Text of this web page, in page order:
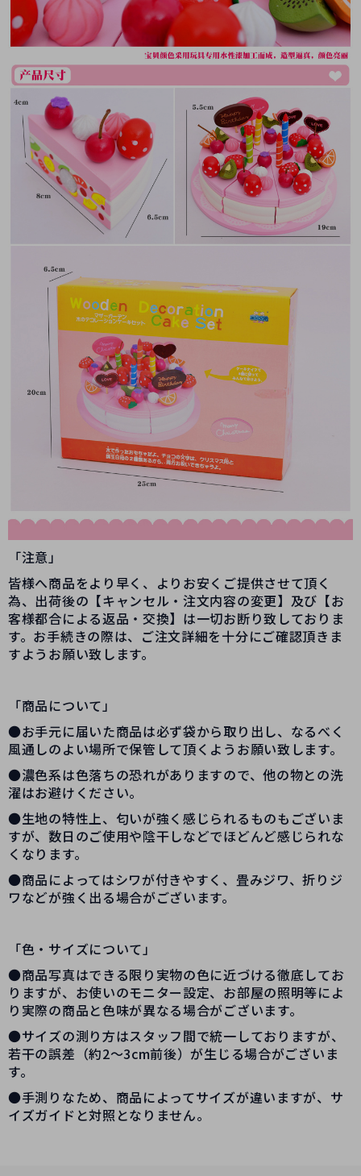
「注意」
皆様へ商品をより早く、よりお安くご提供させて頂く
為、出荷後の【キャンセル・注文内容の変更】及び【お
客様都合による返品・交換】は一切お断り致しておりま
す。お手続きの際は、ご注文詳細を十分にご確認頂きま
すようお願い致します。
「商品について」
●お手元に届いた商品は必ず袋から取り出し、なるべく
風通しのよい場所で保管して頂くようお願い致します。
●濃色系は色落ちの恐れがありますので、他の物との洗
濯はお避けください。
●生地の特性上、匂いが強く感じられるものもございま
すが、数日のご使用や陰干しなどでほどんど感じられな
くなります。
●商品によってはシワが付きやすく、畳みジワ、折りジ
ワなどが強く出る場合がございます。
「色・サイズについて」
●商品写真はできる限り実物の色に近づける徹底してお
りますが、お使いのモニター設定、お部屋の照明等によ
り実際の商品と色味が異なる場合がございます。
●サイズの測り方はスタッフ間で統一しておりますが、
若干の誤差（約2～3cm前後）が生じる場合がございま
す。
●手測りなため、商品によってサイズが違いますが、サ
イズガイドと対照となりません。